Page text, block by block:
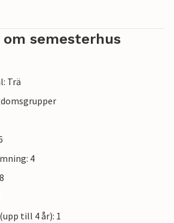
semesterhus
Trä
4
till 4 år): 1